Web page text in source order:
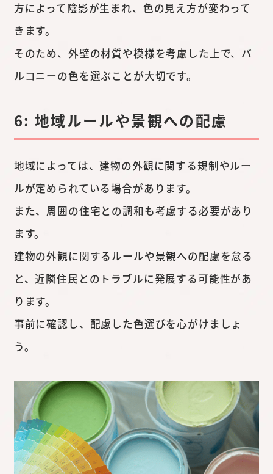
方によって陰影が生まれ、色の見え方が変わって
きます。
そのため、外壁の材質や模様を考慮した上で、バ
ルコニーの色を選ぶことが大切です。
6: 地域ルールや景観への配慮
地域によっては、建物の外観に関する規制やルー
ルが定められている場合があります。
また、周囲の住宅との調和も考慮する必要があり
ます。
建物の外観に関するルールや景観への配慮を怠る
と、近隣住民とのトラブルに発展する可能性があ
ります。
事前に確認し、配慮した色選びを心がけましょ
う。